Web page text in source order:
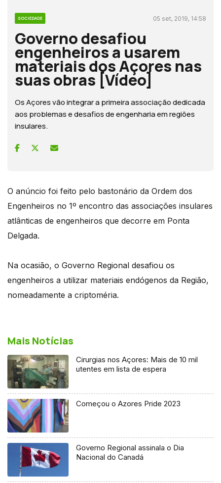
SOCIEDADE 05 set, 2019, 14:58
Governo desafiou
engenheiros a usarem
materiais dos Açores nas
suas obras [Vídeo]
Os Açores vão integrar a primeira associação dedicada
aos problemas e desafios de engenharia em regiões
insulares.
O anúncio foi feito pelo bastonário da Ordem dos
Engenheiros no 1º encontro das associações insulares
atlânticas de engenheiros que decorre em Ponta
Delgada.
Na ocasião, o Governo Regional desafiou os
engenheiros a utilizar materiais endógenos da Região,
nomeadamente a criptoméria.
Mais Notícias
Cirurgias nos Açores: Mais de 10 mil
utentes em lista de espera
Começou o Azores Pride 2023
Governo Regional assinala o Dia
Nacional do Canadá